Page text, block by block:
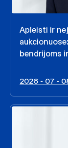
Apleisti ir
bendrijoms
2026 - 07 -